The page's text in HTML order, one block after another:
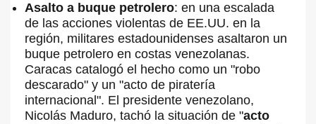
Asalto a buque petrolero: en una escalada
de las acciones violentas de EE.UU. en la
región, militares estadounidenses asaltaron un
buque petrolero en costas venezolanas.
Caracas catalogó el hecho como un "robo
descarado" y un "acto de piratería
internacional". El presidente venezolano,
Nicolás Maduro, tachó la situación de "acto